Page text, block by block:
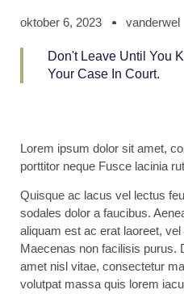
oktober 6, 2023 vanderwel
Don't Leave Until You
Your Case In Court.
Lorem ipsum dolor sit amet,
porttitor neque Fusce lacinia
Quisque ac lacus vel lectus
sodales dolor a faucibus.
aliquam est ac erat laoreet,
Maecenas non facilisis purus.
amet nisl vitae, consectetur
volutpat massa quis lorem